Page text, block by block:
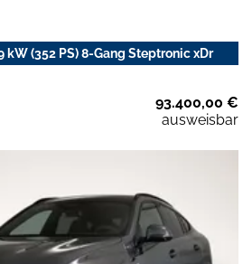
kW (352 PS) 8-Gang Steptronic xDr
93.400,00 €
ausweisbar